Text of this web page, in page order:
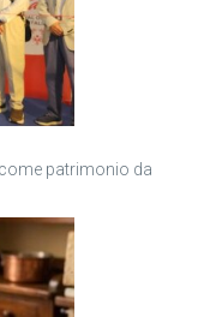
patrimonio da